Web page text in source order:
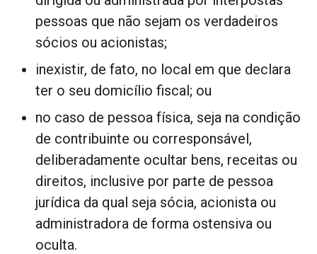
pessoas que não sejam os verdadeiros
sócios ou acionistas;
inexistir, de fato, no local em que declara
ter o seu domicílio fiscal; ou
no caso de pessoa física, seja na condição
de contribuinte ou corresponsável,
deliberadamente ocultar bens, receitas ou
direitos, inclusive por parte de pessoa
jurídica da qual seja sócia, acionista ou
administradora de forma ostensiva ou
oculta.